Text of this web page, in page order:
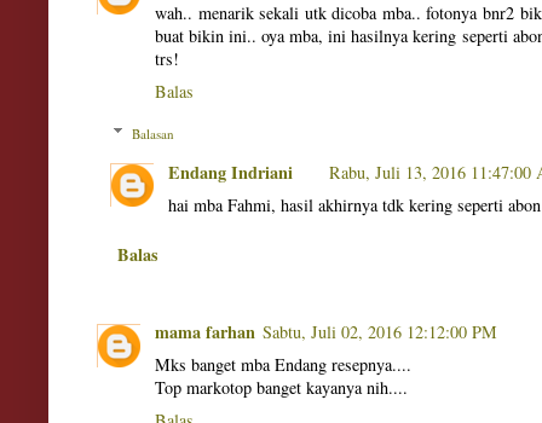
wah.. menarik sekali utk dicoba mba.. fotonya bnr2
buat bikin ini.. oya mba, ini hasilnya kering seperti
trs!
Balas
Balasan
Endang Indriani
Rabu, Juli 13, 2016 11:47:00
hai mba Fahmi, hasil akhirnya tdk kering seperti
Balas
mama farhan Sabtu, Juli 02, 2016 12:12:00 PM
Mks banget mba Endang resepnya....
Top markotop banget kayanya nih....